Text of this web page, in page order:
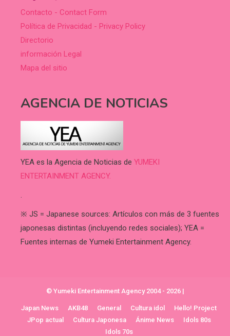
Contacto - Contact Form
Política de Privacidad - Privacy Policy
Directorio
información Legal
Mapa del sitio
AGENCIA DE NOTICIAS
YEA es la Agencia de Noticias de YUMEKI
ENTERTAINMENT AGENCY.
.
※ JS = Japanese sources: Artículos con más de 3 fuentes
japonesas distintas (incluyendo redes sociales); YEA =
Fuentes internas de Yumeki Entertainment Agency.
© Yumeki Entertainment Agency 2004 - 2026 |
Japan News AKB48 General Cultura idol
Hello! Project
JPop actual
Cultura Japonesa Ánime News
Idols 80s
Idols 70s